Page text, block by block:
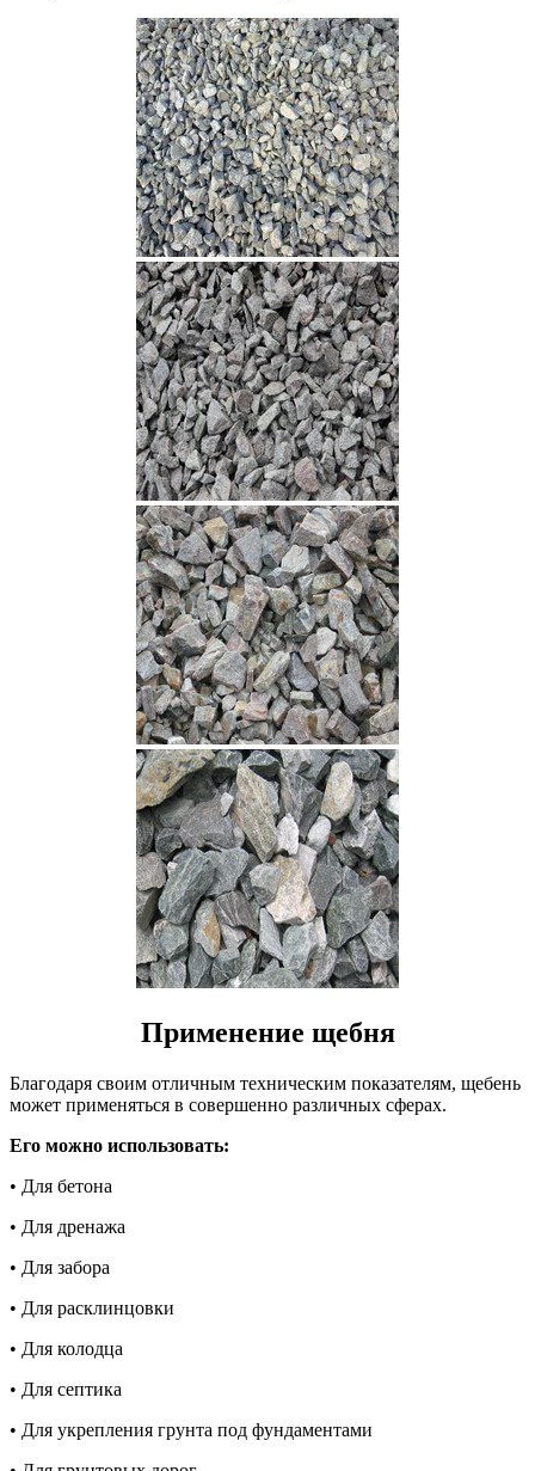
Применение щебня
Благодаря своим отличным техническим показателям, щебень
может применяться в совершенно различных сферах.
Его можно использовать:
• Для бетона
• Для дренажа
• Для забора
• Для расклинцовки
• Для колодца
• Для септика
• Для укрепления грунта под фундаментами